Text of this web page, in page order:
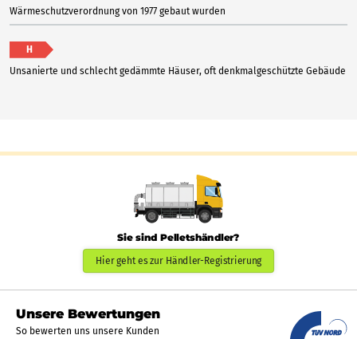
Wärmeschutzverordnung von 1977 gebaut wurden
H
Unsanierte und schlecht gedämmte Häuser, oft denkmalgeschützte Gebäude
Sie sind Pelletshändler?
Hier geht es zur Händler-Registrierung
Unsere Bewertungen
So bewerten uns unsere Kunden